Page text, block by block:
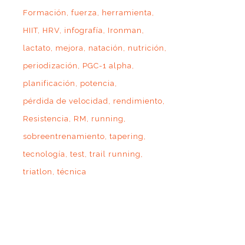
Formación
fuerza
herramienta
HIIT HRV infografía
Ironman
lactato
mejora natación
nutrición
periodización
PGC-1 alpha
planificación
potencia
pérdida de velocidad
rendimiento
Resistencia
RM
running
sobreentrenamiento tapering
tecnología test trail running
triatlon
técnica